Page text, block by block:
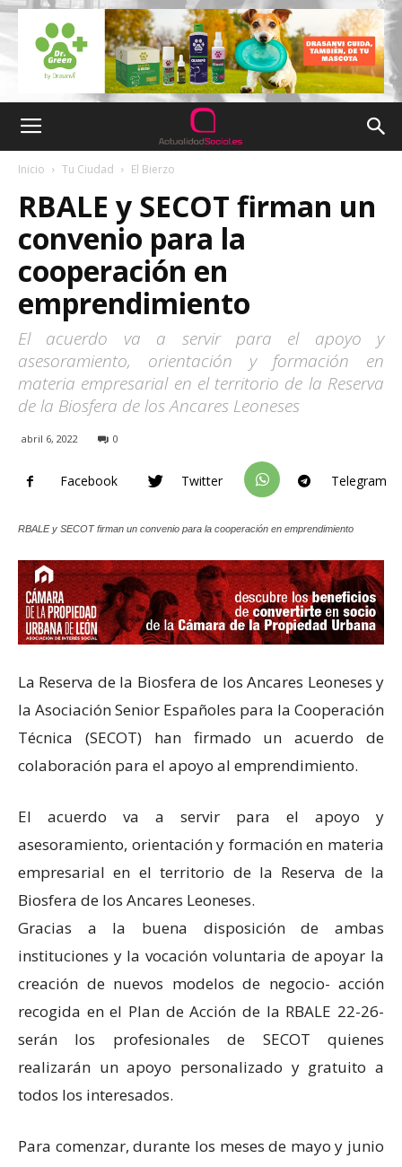
Inicio Tu Ciudad El Bierzo
RBALE y SECOT firman un
convenio para la
cooperación en
emprendimiento
El acuerdo va a servir para el apoyo y
asesoramiento, orientación y formación en
materia empresarial en el territorio de la Reserva
de la Biosfera de los Ancares Leoneses
abril 6, 2022 0
Facebook Twitter Telegram
RBALE y SECOT firman un convenio para la cooperación en emprendimiento
La Reserva de la Biosfera de los Ancares Leoneses y
la Asociación Senior Españoles para la Cooperación
Técnica (SECOT) han firmado un acuerdo de
colaboración para el apoyo al emprendimiento.
El acuerdo va a servir para el apoyo y
asesoramiento, orientación y formación en materia
empresarial en el territorio de la Reserva de la
Biosfera de los Ancares Leoneses.
Gracias a la buena disposición de ambas
instituciones y la vocación voluntaria de apoyar la
creación de nuevos modelos de negocio- acción
recogida en el Plan de Acción de la RBALE 22-26-
serán los profesionales de SECOT quienes
realizarán un apoyo personalizado y gratuito a
todos los interesados.
Para comenzar, durante los meses de mayo y junio